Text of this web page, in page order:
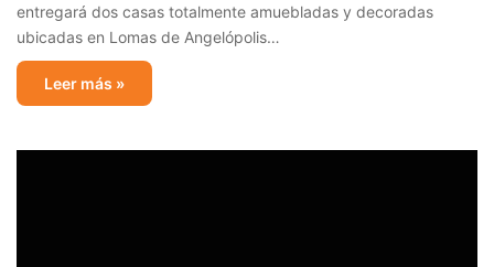
entregará dos casas totalmente amuebladas y decoradas
ubicadas en Lomas de Angelópolis…
Leer más »